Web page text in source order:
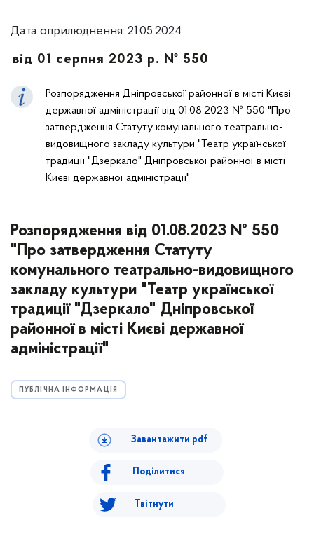
Дата оприлюднення: 21.05.2024
від 01 серпня 2023 р. № 550
Розпорядження Дніпровської районної в місті Києві
державної адміністрації від 01.08.2023 № 550 "Про
затвердження Статуту комунального театрально-
видовищного закладу культури "Театр української
традиції "Дзеркало" Дніпровської районної в місті
Києві державної адміністрації"
Розпорядження від 01.08.2023 № 550
"Про затвердження Статуту
комунального театрально-видовищного
закладу культури "Театр української
традиції "Дзеркало" Дніпровської
районної в місті Києві державної
адміністрації"
ПУБЛІЧНА ІНФОРМАЦІЯ
Завантажити pdf
Поділитися
Твітнути